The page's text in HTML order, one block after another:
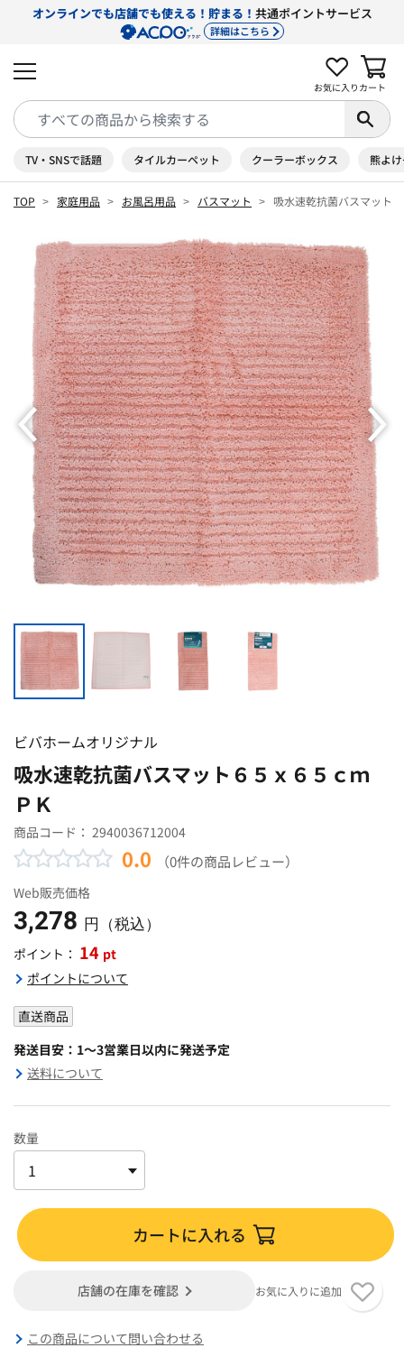
オンラインでも店舗でも使える！貯まる！ 共通ポイントサービス
詳細はこちら
お気に入り カート
TV・SNSで話題 タイルカーペット クーラーボックス 熊よ
TOP 家庭用品 お風呂用品 バスマット 吸水速乾抗菌バスマット
ビバホームオリジナル
吸水速乾抗菌バスマット６５ｘ６５ｃｍ
ＰＫ
商品コード： 2940036712004
0.0 （0件の商品レビュー）
Web販売価格
3,278 円（税込）
ポイント： 14 pt
ポイントについて
直送商品
発送目安：1～3営業日以内に発送予定
送料について
数量
カートに入れる
店舗の在庫を確認 お気に入りに追加
この商品について問い合わせる